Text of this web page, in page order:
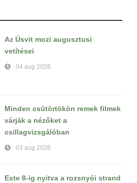
Az Úsvit mozi augusztusi
vetítései
04 aug 2026
Minden csütörtökön remek filmek
várják a nézőket a
csillagvizsgálóban
03 aug 2026
Este 8-ig nyitva a rozsnyói strand